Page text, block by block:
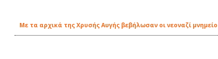
Με τα αρχικά της Χρυσής Αυγής βεβήλωσαν οι νεοναζί